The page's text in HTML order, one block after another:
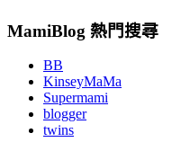
MamiBlog 熱門搜尋
BB
KinseyMaMa
Supermami
blogger
twins